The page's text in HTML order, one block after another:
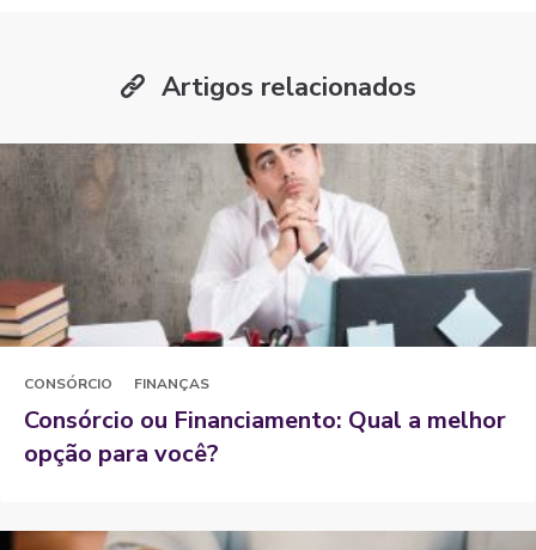
Artigos relacionados
CONSÓRCIO FINANÇAS
Consórcio ou Financiamento: Qual a melhor
opção para você?